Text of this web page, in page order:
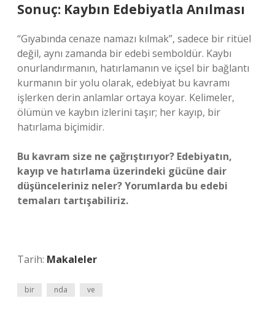
Sonuç: Kaybın Edebiyatla Anılması
“Gıyabında cenaze namazı kılmak”, sadece bir ritüel
değil, aynı zamanda bir edebi semboldür. Kaybı
onurlandırmanın, hatırlamanın ve içsel bir bağlantı
kurmanın bir yolu olarak, edebiyat bu kavramı
işlerken derin anlamlar ortaya koyar. Kelimeler,
ölümün ve kaybın izlerini taşır; her kayıp, bir
hatırlama biçimidir.
Bu kavram size ne çağrıştırıyor? Edebiyatın,
kayıp ve hatırlama üzerindeki gücüne dair
düşünceleriniz neler? Yorumlarda bu edebi
temaları tartışabiliriz.
Tarih: Makaleler
bir nda ve